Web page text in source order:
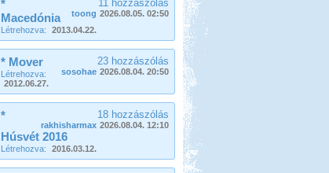
11 hozzászólás
toong 2026.08.05. 02:50
*
Macedónia
Létrehozva: 2013.04.22.
23 hozzászólás
sosohae 2026.08.04. 20:50
* Mover
Létrehozva:
2012.06.27.
18 hozzászólás
rakhisharmax 2026.08.04. 12:10
*
Húsvét 2016
Létrehozva: 2016.03.12.